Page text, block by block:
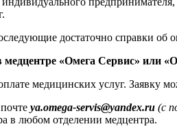
достаточно справки об
«Омега Сервис» или
медицинских услуг. Заявку
ya.omega-servis@yandex.ru (с
в любом отделении медцентра.